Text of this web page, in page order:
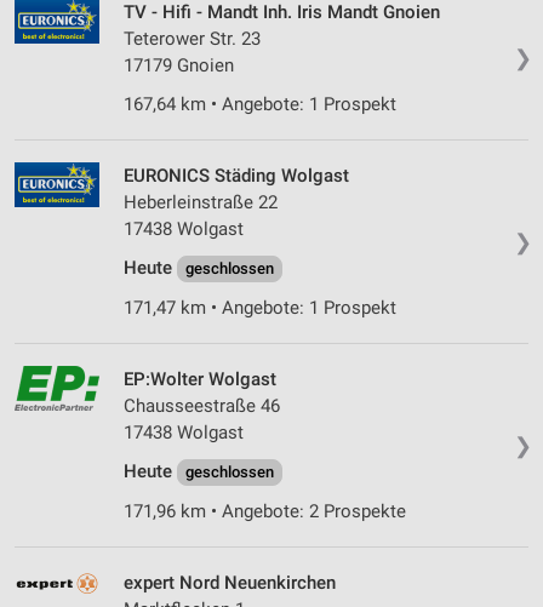
❯
TV - Hifi - Mandt Inh. Iris Mandt Gnoien
Teterower Str. 23
17179 Gnoien
167,64 km • Angebote: 1 Prospekt
❯
EURONICS Städing Wolgast
Heberleinstraße 22
17438 Wolgast
Heute
geschlossen
171,47 km • Angebote: 1 Prospekt
❯
EP:Wolter Wolgast
Chausseestraße 46
17438 Wolgast
Heute
geschlossen
171,96 km • Angebote: 2 Prospekte
expert Nord Neuenkirchen
Erstellung von Profilen für personalisierte
Werbung
Verwendung von Profilen zur Auswahl
personalisierter Werbung
Erstellung von Profilen zur Personalisierung
von Inhalten
Verwendung von Profilen zur Auswahl
personalisierter Inhalte
Messung der Werbeleistung
Analyse von Zielgruppen durch Statistiken oder
Kombinationen von Daten aus verschiedenen